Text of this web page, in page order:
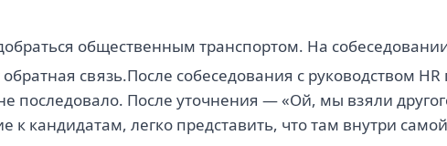
общественным транспортом. На
обратная связь.После собеседования с руководством
последовало. После уточнения — «Ой, мы взяли
к кандидатам, легко представить, что там внутри